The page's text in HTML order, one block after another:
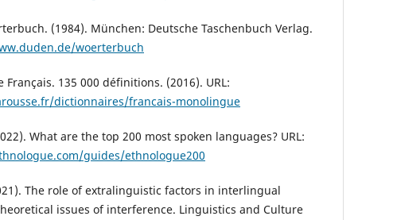
(1984). München: Deutsche Taschenbuch Verlag.
woerterbuch
Français. 135 000 définitions. (2016). URL:
dictionnaires/francais-monolingue
What are the top 200 most spoken languages? URL:
guides/ethnologue200
The role of extralinguistic factors in interlingual
issues of interference. Linguistics and Culture